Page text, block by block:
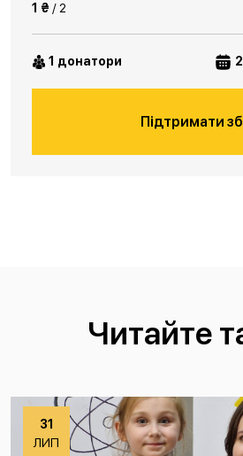
1 ₴ / 2
1 донатори
Підтримати
Читайте
31
ЛИП